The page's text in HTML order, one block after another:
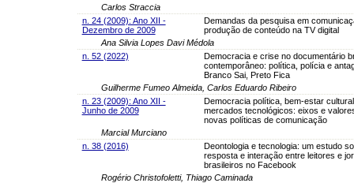
Carlos Straccia
n. 24 (2009): Ano XII -
Dezembro de 2009
Demandas da pesquisa em
produção de conteúdo na TV digital
Ana Silvia Lopes Davi Médola
n. 52 (2022)
Democracia e crise no documentário
contemporâneo: política, polícia e
Branco Sai, Preto Fica
Guilherme Fumeo Almeida, Carlos Eduardo Ribeiro
n. 23 (2009): Ano XII -
Junho de 2009
Democracia política, bem-estar
mercados tecnológicos: eixos e
novas políticas de comunicação
Marcial Murciano
n. 38 (2016)
Deontologia e tecnologia: um estudo
resposta e interação entre leitores e
brasileiros no Facebook
Rogério Christofoletti, Thiago Caminada